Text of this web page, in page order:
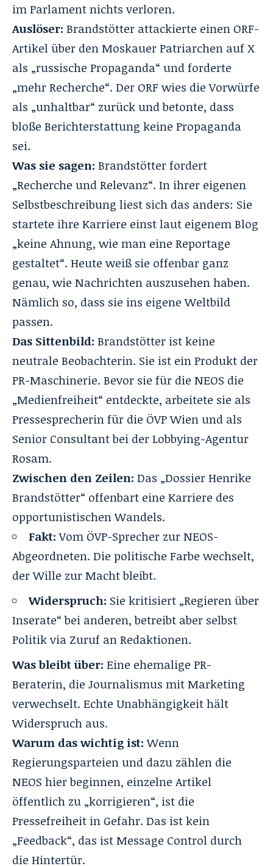
im Parlament nichts verloren.
Auslöser: Brandstötter attackierte einen ORF-
Artikel über den Moskauer Patriarchen auf X
als „russische Propaganda“ und forderte
„mehr Recherche“. Der ORF wies die Vorwürfe
als „unhaltbar“ zurück und betonte, dass
bloße Berichterstattung keine Propaganda
sei.
Was sie sagen: Brandstötter fordert
„Recherche und Relevanz“. In ihrer eigenen
Selbstbeschreibung liest sich das anders: Sie
startete ihre Karriere einst laut eigenem Blog
„keine Ahnung, wie man eine Reportage
gestaltet“. Heute weiß sie offenbar ganz
genau, wie Nachrichten auszusehen haben.
Nämlich so, dass sie ins eigene Weltbild
passen.
Das Sittenbild: Brandstötter ist keine
neutrale Beobachterin. Sie ist ein Produkt der
PR-Maschinerie. Bevor sie für die NEOS die
„Medienfreiheit“ entdeckte, arbeitete sie als
Pressesprecherin für die ÖVP Wien und als
Senior Consultant bei der Lobbying-Agentur
Rosam.
Zwischen den Zeilen: Das „Dossier Henrike
Brandstötter“ offenbart eine Karriere des
opportunistischen Wandels.
Fakt:Vom ÖVP-Sprecher zur NEOS-
Abgeordneten. Die politische Farbe wechselt,
der Wille zur Macht bleibt.
Widerspruch: Sie kritisiert „Regieren über
Inserate“ bei anderen, betreibt aber selbst
Politik via Zuruf an Redaktionen.
Was bleibt über: Eine ehemalige PR-
Beraterin, die Journalismus mit Marketing
verwechselt. Echte Unabhängigkeit hält
Widerspruch aus.
Warum das wichtig ist:Wenn
Regierungsparteien und dazu zählen die
NEOS hier beginnen, einzelne Artikel
öffentlich zu „korrigieren“, ist die
Pressefreiheit in Gefahr. Das ist kein
„Feedback“, das ist Message Control durch
die Hintertür.